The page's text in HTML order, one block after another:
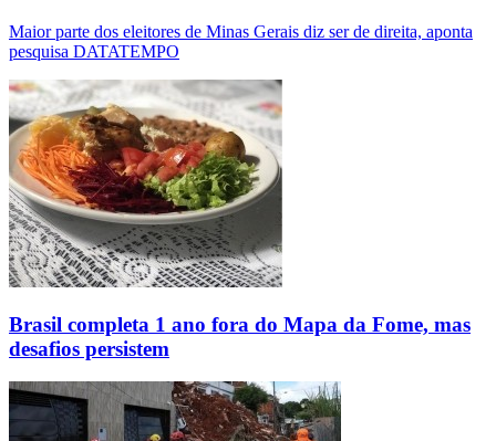
Maior parte dos eleitores de Minas Gerais diz ser de direita, aponta
pesquisa DATATEMPO
Brasil completa 1 ano fora do Mapa da Fome, mas
desafios persistem